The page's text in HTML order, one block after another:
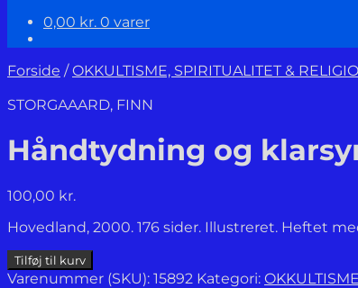
0,00 kr. 0 varer
Forside /OKKULTISME, SPIRITUALITET &
STORGAAARD, FINN
Håndtydning og
100,00 kr.
Hovedland, 2000. 176 sider. Illustreret. Heftet
Håndtydning
og
Tilføj til kurv
Varenummer (SKU): 15892 Kategori: